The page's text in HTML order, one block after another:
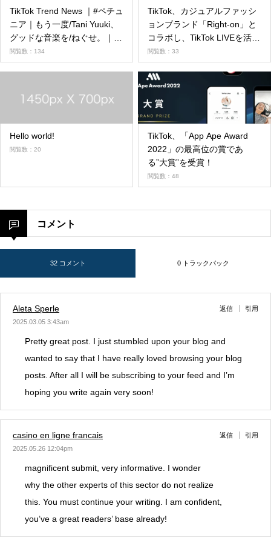
TikTok Trend News ｜#ペチュ
ニア｜もう一度/Tani Yuuki、
グッドな音楽を/ねぐせ。｜テ
キスト読み上げキャンペーン
｜【公式】札幌新陽高校、り
のハロウィン文化を楽しも
閲覧数：134
TikTok、カジュアルファッシ
ョンブランド「Right-on」と
コラボし、TikTok LIVEを活用
した『Right-onチャレンジ』
を開催！
閲覧数：33
Hello world!
閲覧数：20
TikTok、「App Ape Award
2022」の最高位の賞であ
る”大賞”を受賞！
閲覧数：48
コメント
32 コメント 0 トラックバック
Aleta Sperle
2025.03.05 3:43am
返信 引用
Pretty great post. I just stumbled upon your blog and
wanted to say that I have really loved browsing your blog
posts. After all I will be subscribing to your feed and I’m
hoping you write again very soon!
casino en ligne francais
2025.05.26 12:04pm
返信 引用
magnificent submit, very informative. I wonder
why the other experts of this sector do not realize
this. You must continue your writing. I am confident,
you’ve a great readers’ base already!